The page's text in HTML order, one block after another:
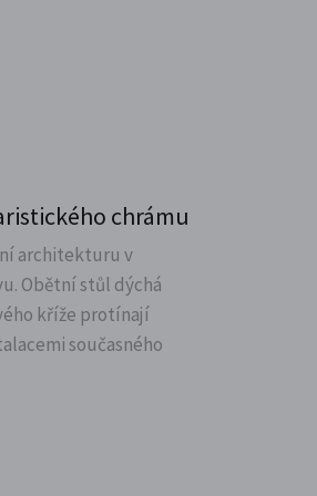
chrámu
architekturu v
Obětní stůl dýchá
kříže protínají
současného